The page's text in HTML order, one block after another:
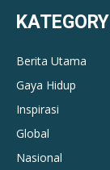
KATEGORY
Berita Utama
Gaya Hidup
Inspirasi
Global
Nasional